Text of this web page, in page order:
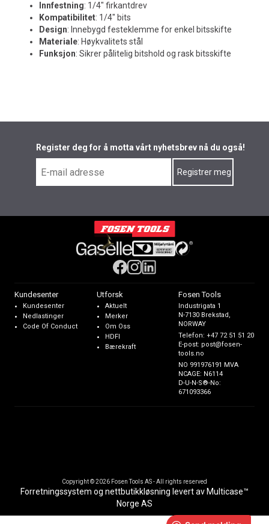
Innfestning: 1/4" firkantdrev
Kompatibilitet: 1/4" bits
Design: Innebygd festeklemme for enkel bitsskifte
Materiale: Høykvalitets stål
Funksjon: Sikrer pålitelig bitshold og rask bitsskifte
Register deg for å motta vårt nyhetsbrev nå du også!
Kundesenter
Kundesenter
Nedlastinger
Code Of Conduct
Utforsk
Aktuelt
Merker
Om Oss
HDFI
Bærekraft
Fosen Tools
Industrigata 1
N-7130 Brekstad,
NORWAY
Telefon:+47 72 51 51 20
E-post: post@fosen-
tools.no
NO 991976191 MVA
NCAGE: N6114
D-U-N-S®-No:
671093366
Copyright © 2026 Fosen Tools AS - All rights reserved
Forretningssystem og nettbutikkløsning levert av Multicase™
Norge AS